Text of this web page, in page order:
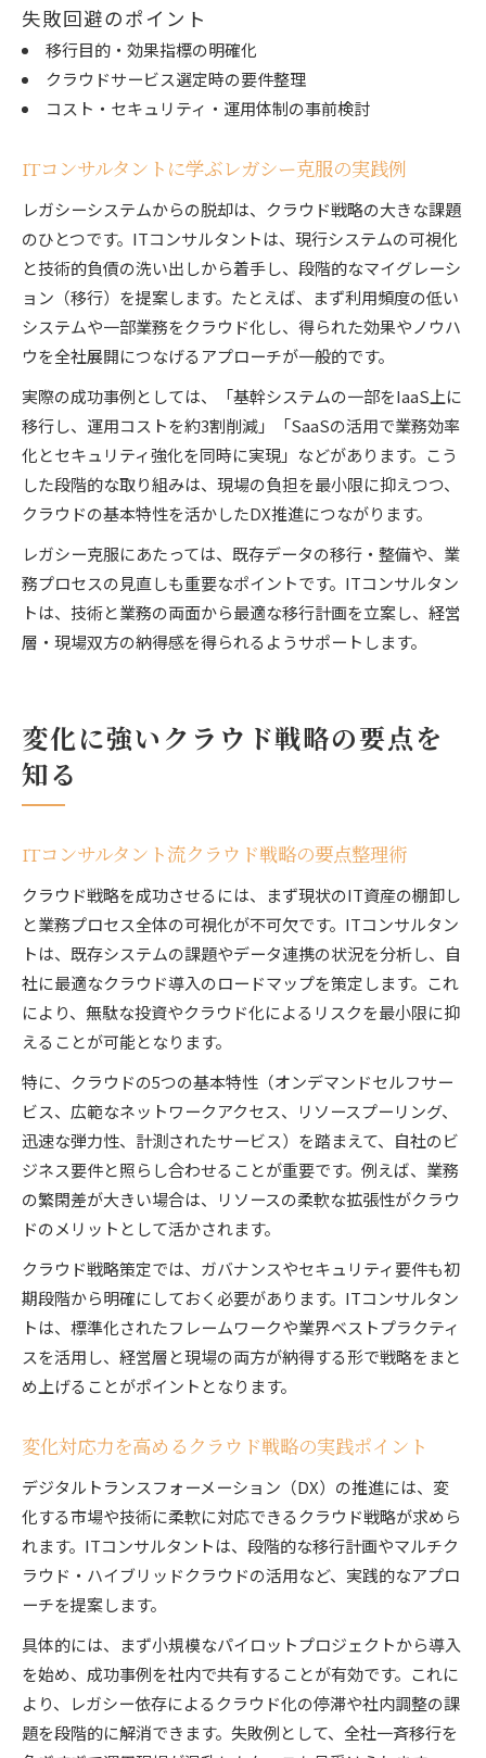
失敗回避のポイント
移行目的・効果指標の明確化
クラウドサービス選定時の要件整理
コスト・セキュリティ・運用体制の事前検討
ITコンサルタントに学ぶレガシー克服の実践例
レガシーシステムからの脱却は、クラウド戦略の大きな課題
のひとつです。ITコンサルタントは、現行システムの可視化
と技術的負債の洗い出しから着手し、段階的なマイグレーシ
ョン（移行）を提案します。たとえば、まず利用頻度の低い
システムや一部業務をクラウド化し、得られた効果やノウハ
ウを全社展開につなげるアプローチが一般的です。
実際の成功事例としては、「基幹システムの一部をIaaS上に
移行し、運用コストを約3割削減」「SaaSの活用で業務効率
化とセキュリティ強化を同時に実現」などがあります。こう
した段階的な取り組みは、現場の負担を最小限に抑えつつ、
クラウドの基本特性を活かしたDX推進につながります。
レガシー克服にあたっては、既存データの移行・整備や、業
務プロセスの見直しも重要なポイントです。ITコンサルタン
トは、技術と業務の両面から最適な移行計画を立案し、経営
層・現場双方の納得感を得られるようサポートします。
変化に強いクラウド戦略の要点を
知る
ITコンサルタント流クラウド戦略の要点整理術
クラウド戦略を成功させるには、まず現状のIT資産の棚卸し
と業務プロセス全体の可視化が不可欠です。ITコンサルタン
トは、既存システムの課題やデータ連携の状況を分析し、自
社に最適なクラウド導入のロードマップを策定します。これ
により、無駄な投資やクラウド化によるリスクを最小限に抑
えることが可能となります。
特に、クラウドの5つの基本特性（オンデマンドセルフサー
ビス、広範なネットワークアクセス、リソースプーリング、
迅速な弾力性、計測されたサービス）を踏まえて、自社のビ
ジネス要件と照らし合わせることが重要です。例えば、業務
の繁閑差が大きい場合は、リソースの柔軟な拡張性がクラウ
ドのメリットとして活かされます。
クラウド戦略策定では、ガバナンスやセキュリティ要件も初
期段階から明確にしておく必要があります。ITコンサルタン
トは、標準化されたフレームワークや業界ベストプラクティ
スを活用し、経営層と現場の両方が納得する形で戦略をまと
め上げることがポイントとなります。
変化対応力を高めるクラウド戦略の実践ポイント
デジタルトランスフォーメーション（DX）の推進には、変
化する市場や技術に柔軟に対応できるクラウド戦略が求めら
れます。ITコンサルタントは、段階的な移行計画やマルチク
ラウド・ハイブリッドクラウドの活用など、実践的なアプロ
ーチを提案します。
具体的には、まず小規模なパイロットプロジェクトから導入
を始め、成功事例を社内で共有することが有効です。これに
より、レガシー依存によるクラウド化の停滞や社内調整の課
題を段階的に解消できます。失敗例として、全社一斉移行を